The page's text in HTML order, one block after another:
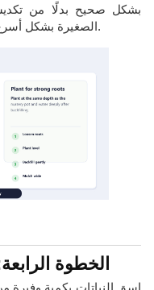
بشكل صحيح بدلًا من
الصغيرة بشكل أسرع مما يتوقعه معظم البستانيين الجدد.
الخطوة